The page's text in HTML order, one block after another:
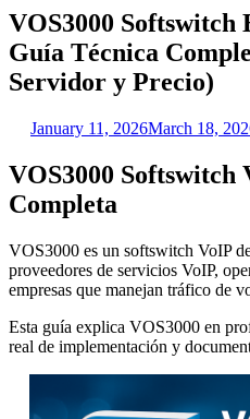
VOS3000 Softswitch
Guía Técnica
Servidor y Precio)
January 11, 2026March 18,
VOS3000 Softswitch
Completa
VOS3000 es un softswitch VoIP
proveedores de servicios VoIP,
empresas que manejan tráfico de
Esta guía explica VOS3000 en
real de implementación y